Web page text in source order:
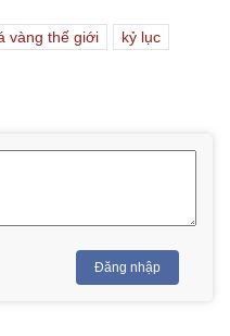
vàng thế giới
kỷ lục
Đăng nhập